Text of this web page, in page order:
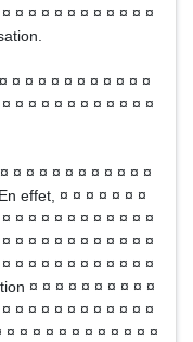
¤ ¤ ¤ ¤ ¤ ¤ ¤ ¤ ¤ ¤ ¤
¤ ¤ ¤ ¤ ¤ ¤ ¤ ¤ ¤ ¤ ¤
¤ ¤ ¤ ¤ ¤ ¤ ¤ ¤ ¤ ¤ ¤
¤ ¤ ¤ ¤ ¤ ¤ ¤ ¤ ¤ ¤ ¤
effet, ¤ ¤ ¤ ¤ ¤ ¤ ¤
¤ ¤ ¤ ¤ ¤ ¤ ¤ ¤ ¤ ¤ ¤
¤ ¤ ¤ ¤ ¤ ¤ ¤ ¤ ¤ ¤ ¤
¤ ¤ ¤ ¤ ¤ ¤ ¤ ¤ ¤ ¤ ¤
¤ ¤ ¤ ¤ ¤ ¤ ¤ ¤ ¤ ¤
¤ ¤ ¤ ¤ ¤ ¤ ¤ ¤ ¤ ¤ ¤
¤ ¤ ¤ ¤ ¤ ¤ ¤ ¤ ¤ ¤ ¤ ¤